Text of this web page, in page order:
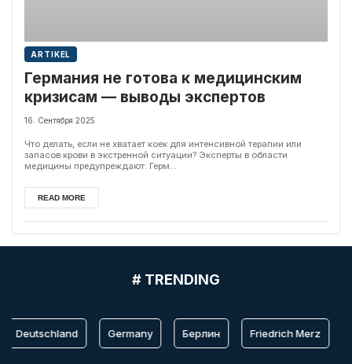
ARTIKEL
Германия не готова к медицинским
кризисам — выводы экспертов
16. Сентября 2025
Что делать, если не хватает коек для интенсивной терапии или
запасов крови в экстренной ситуации? Эксперты в области
медицины предупреждают: Герм...
READ MORE
# TRENDING
Deutschland Germany Берлин Friedrich Merz